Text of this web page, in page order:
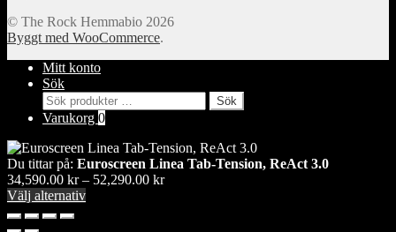
© The Rock Hemmabio 2026
Byggt med WooCommerce.
Mitt konto
Sök
Sök
efter:
Sök
Varukorg 0
Du tittar på: Euroscreen Linea Tab-Tension, ReAct 3.0
34,590.00 kr – 52,290.00 krPrisintervall:
Välj alternativ